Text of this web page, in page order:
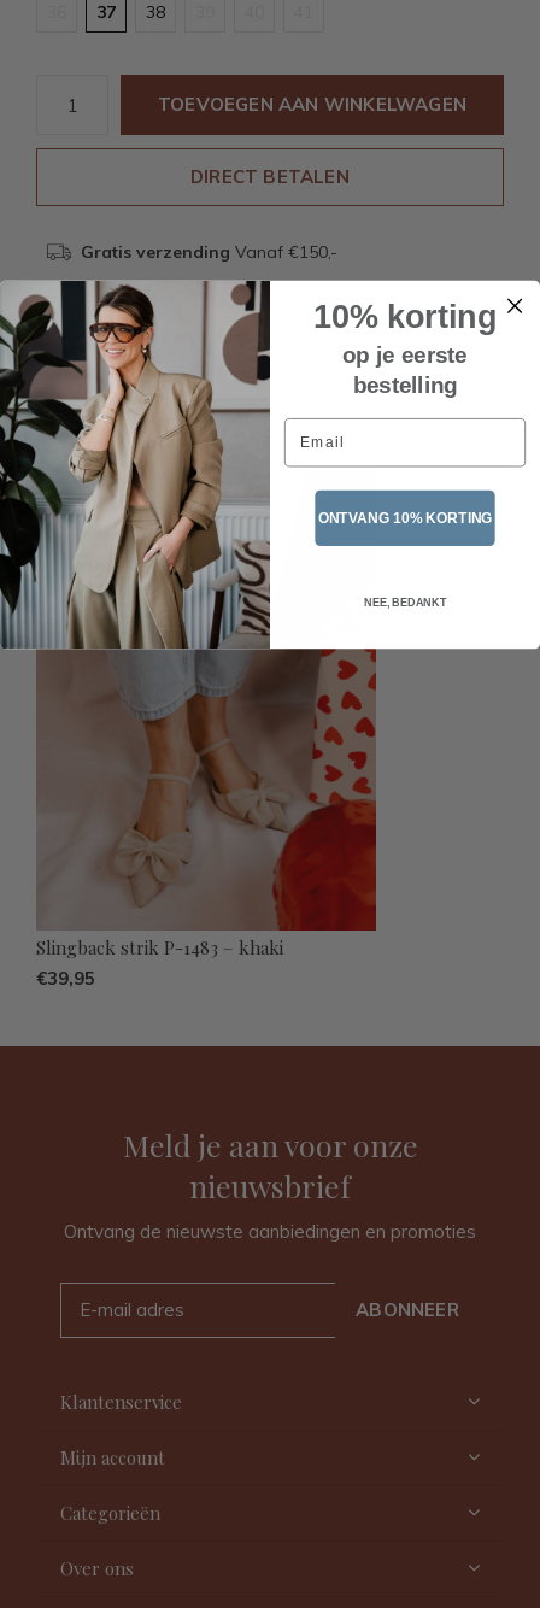
37 38
TOEVOEGEN AAN WINKELWAGEN
DIRECT BETALEN
Gratis verzending Vanaf €150,-
Beschrijving
Recente artikelen
Slingback strik P-1483 – khaki
€39,95
Meld je aan voor onze
nieuwsbrief
Ontvang de nieuwste aanbiedingen en promoties
ABONNEER
Klantenservice
Mijn account
Categorieën
Over ons
10% korting
op je eerste
bestelling
Email
ONTVANG 10% KORTING
NEE, BEDANKT